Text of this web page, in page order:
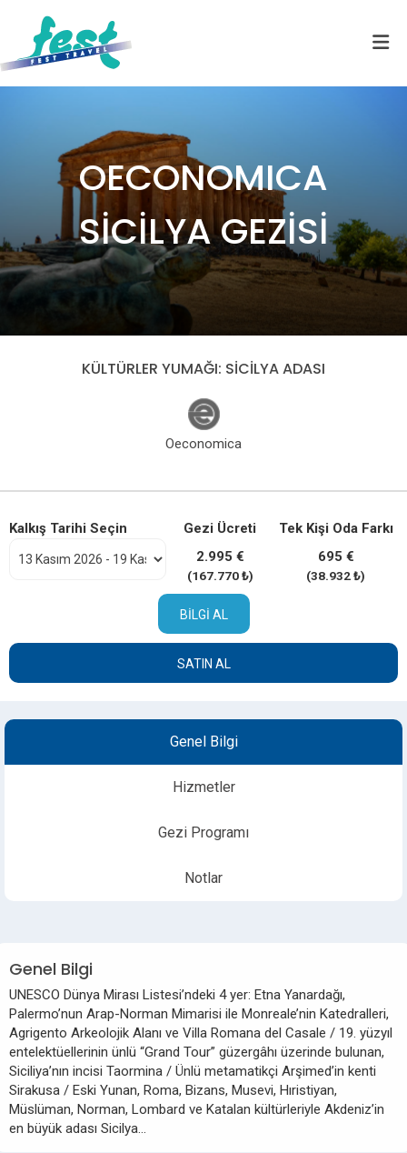
OECONOMICA
SİCİLYA GEZİSİ
KÜLTÜRLER YUMAĞI: SİCİLYA ADASI
Oeconomica
Kalkış Tarihi Seçin
Gezi Ücreti
2.995 €
(167.770 ₺)
Tek Kişi Oda Farkı
695 €
(38.932 ₺)
BILGI AL
SATIN AL
Genel Bilgi
Hizmetler
Gezi Programı
Notlar
Genel Bilgi
UNESCO Dünya Mirası Listesi’ndeki 4 yer: Etna Yanardağı,
Palermo’nun Arap-Norman Mimarisi ile Monreale’nin Katedralleri,
Agrigento Arkeolojik Alanı ve Villa Romana del Casale / 19. yüzyıl
entelektüellerinin ünlü “Grand Tour” güzergâhı üzerinde bulunan,
Siciliya’nın incisi Taormina / Ünlü metamatikçi Arşimed’in kenti
Sirakusa / Eski Yunan, Roma, Bizans, Musevi, Hıristiyan,
Müslüman, Norman, Lombard ve Katalan kültürleriyle Akdeniz’in
en büyük adası Sicilya…